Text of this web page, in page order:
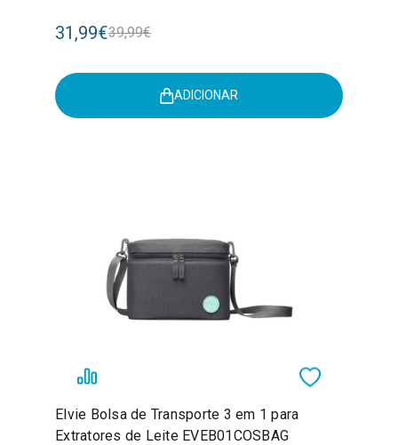
31,99€39,99€
ADICIONAR
Elvie Bolsa de Transporte 3 em 1 para
Extratores de Leite EVEB01COSBAG